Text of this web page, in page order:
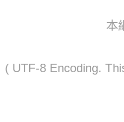
本
( UTF-8 Encoding.